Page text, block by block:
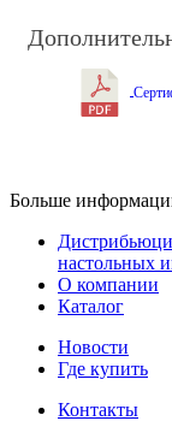
Больше
настольных
О компании
Каталог
Новости
Где купить
Контакты